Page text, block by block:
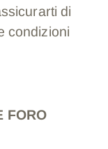
di
condizioni
FORO